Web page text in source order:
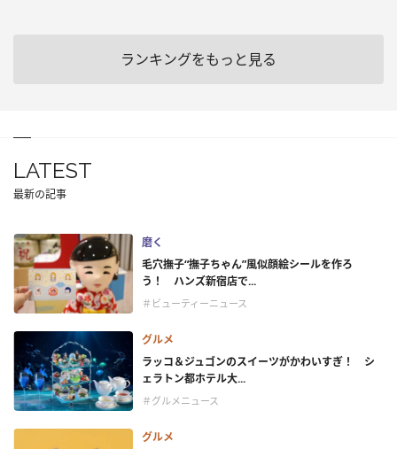
ランキングをもっと見る
LATEST
最新の記事
磨く
毛穴撫子“撫子ちゃん”風似顔絵シールを作ろ
う！ ハンズ新宿店で...
＃ビューティーニュース
グルメ
ラッコ＆ジュゴンのスイーツがかわいすぎ！ シ
ェラトン都ホテル大...
＃グルメニュース
グルメ